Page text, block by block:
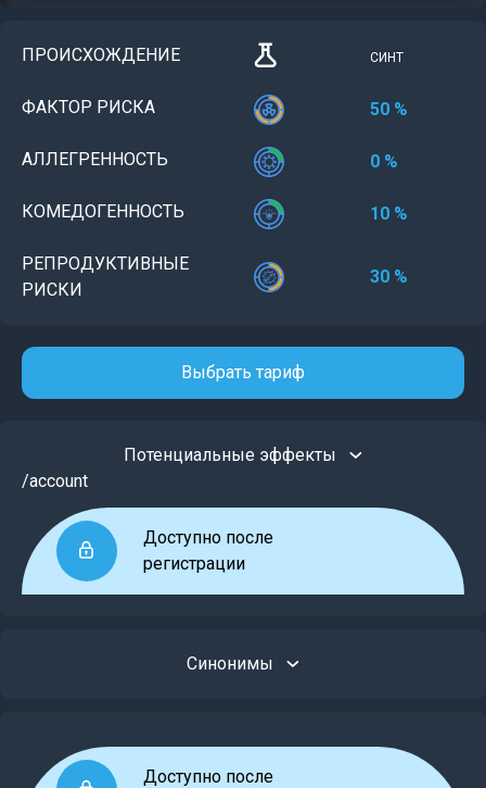
ПРОИСХОЖДЕНИЕ СИНТ
ФАКТОР РИСКА 50 %
АЛЛЕГРЕННОСТЬ 0 %
КОМЕДОГЕННОСТЬ 10 %
РЕПРОДУКТИВНЫЕ
РИСКИ
30 %
Выбрать тариф
Потенциальные эффекты
/account
Доступно после
регистрации
Синонимы
Доступно после